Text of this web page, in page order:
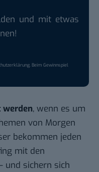
und mit etwas
. Beim Gewinnspiel
werden, wenn es um
von Morgen
bekommen jeden
mit den
und sichern sich